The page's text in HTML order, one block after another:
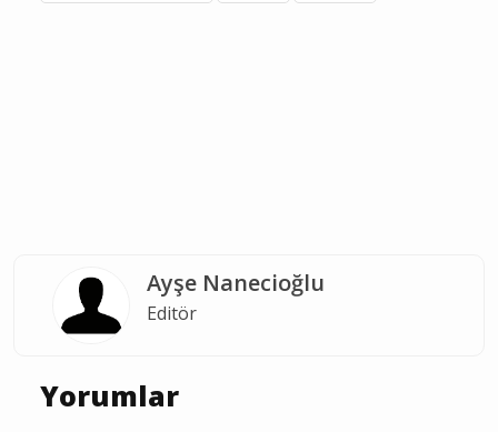
toplumsal farkındalık Burdur Gölhisar
Ayşe Nanecioğlu